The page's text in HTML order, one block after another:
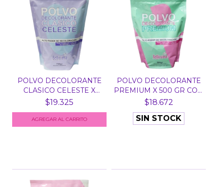
POLVO DECOLORANTE
CLASICO CELESTE X
700...
$19.325
POLVO DECOLORANTE
PREMIUM X 500 GR CON
C...
$18.672
SIN STOCK